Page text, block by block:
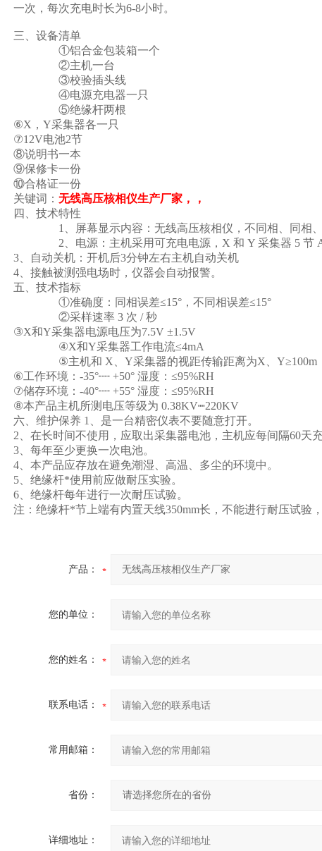
一次，每次充电时长为6-8小时。
三、设备清单
①铝合金包装箱一个
②主机一台
③校验插头线
④电源充电器一只
⑤绝缘杆两根
⑥X，Y采集器各一只
⑦12V电池2节
⑧说明书一本
⑨保修卡一份
⑩合格证一份
关键词： 无线高压核相仪生产厂家，，
四、技术特性
1、屏幕显示内容：无线高压核相仪，不同相、同相、
2、电源：主机采用可充电电源，X 和 Y 采集器 5 节
3、自动关机：开机后3分钟左右主机自动关机
4、接触被测强电场时，仪器会自动报警。
五、技术指标
①准确度：同相误差≤15°，不同相误差≤15°
②采样速率 3 次 / 秒
③X和Y采集器电源电压为7.5V ±1.5V
④X和Y采集器工作电流≤4mA
⑤主机和 X、Y采集器的视距传输距离为X、Y≥100m
⑥工作环境：-35°┉ +50° 湿度：≤95%RH
⑦储存环境：-40°┉ +55° 湿度：≤95%RH
⑧本产品主机所测电压等级为 0.38KV┉220KV
六、维护保养 1、是一台精密仪表不要随意打开。
2、在长时间不使用，应取出采集器电池，主机应每间隔60天
3、每年至少更换一次电池。
4、本产品应存放在避免潮湿、高温、多尘的环境中。
5、绝缘杆*使用前应做耐压实验。
6、绝缘杆每年进行一次耐压试验。
注：绝缘杆*节上端有内置天线350mm长，不能进行耐压试验
产品：
您的单位：
您的姓名：
联系电话：
常用邮箱：
省份：
详细地址：